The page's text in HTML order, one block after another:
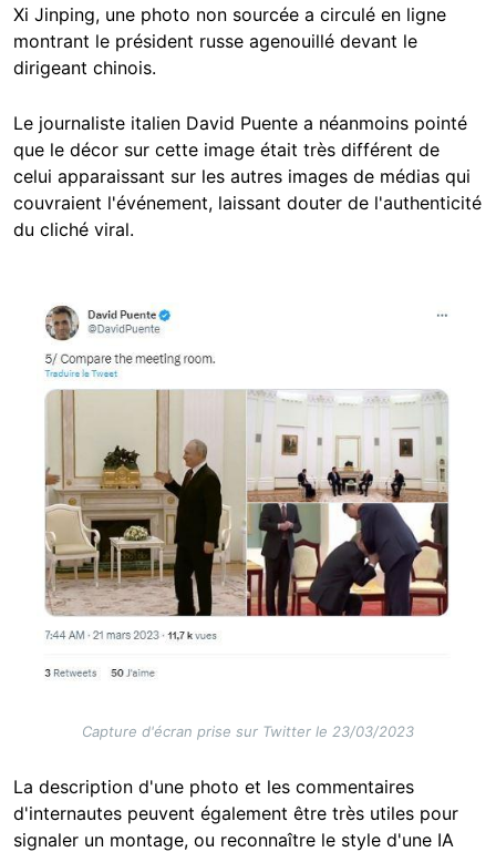
Xi Jinping, une photo non sourcée a circulé en ligne
montrant le président russe agenouillé devant le
dirigeant chinois.
Le journaliste italien David Puente a néanmoins pointé
que le décor sur cette image était très différent de
celui apparaissant sur les autres images de médias qui
couvraient l'événement, laissant douter de l'authenticité
du cliché viral.
Image
Capture d'écran prise sur Twitter le 23/03/2023
La description d'une photo et les commentaires
d'internautes peuvent également être très utiles pour
signaler un montage, ou reconnaître le style d'une IA